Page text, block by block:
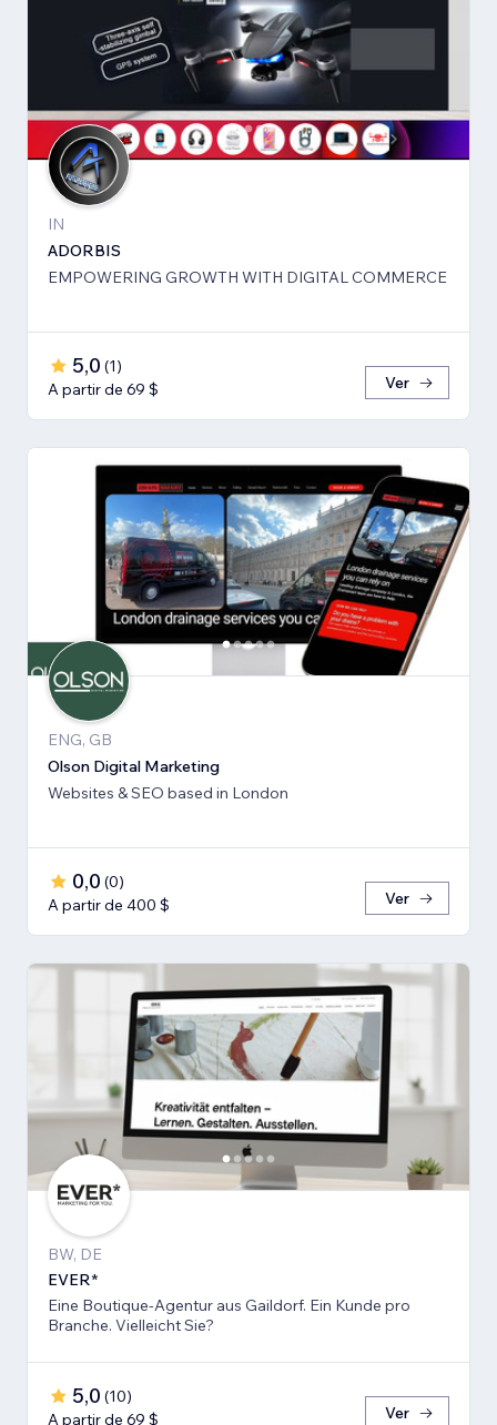
IN
ADORBIS
EMPOWERING GROWTH WITH DIGITAL COMMERCE
5,0 (1)
A partir de 69 $
Ver
ENG, GB
Olson Digital Marketing
Websites & SEO based in London
0,0 (0)
A partir de 400 $
Ver
BW, DE
EVER*
Eine Boutique-Agentur aus Gaildorf. Ein Kunde pro
Branche. Vielleicht Sie?
5,0 (10)
A partir de 69 $
Ver